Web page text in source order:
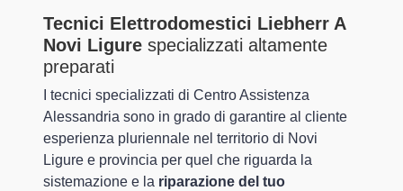
Tecnici Elettrodomestici Liebherr A
Novi Ligure specializzati altamente
preparati
I tecnici specializzati di Centro Assistenza
Alessandria sono in grado di garantire al cliente
esperienza pluriennale nel territorio di Novi
Ligure e provincia per quel che riguarda la
sistemazione e la riparazione del tuo